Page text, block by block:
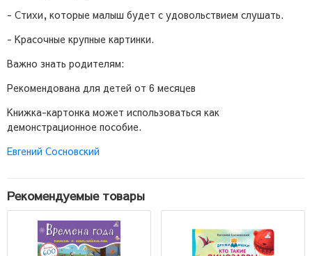
- Стихи, которые малыш будет с удовольствием слушать.
- Красочные крупные картинки.
Важно знать родителям:
Рекомендована для детей от 6 месяцев
Книжка-картонка может использоваться как
демонстрационное пособие.
Евгений Сосновский
Рекомендуемые товары